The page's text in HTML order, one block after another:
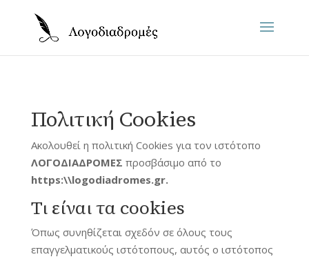
Πολιτική Cookies
Ακολουθεί η πολιτική Cookies για τον ιστότοπο
ΛΟΓΟΔΙΑΔΡΟΜΕΣ προσβάσιμο από το
https:\\logodiadromes.gr.
Τι είναι τα cookies
Όπως συνηθίζεται σχεδόν σε όλους τους
επαγγελματικούς ιστότοπους, αυτός ο ιστότοπος